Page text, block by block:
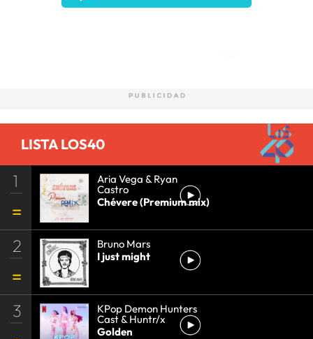
LISTA LOS40
1 Aria Vega & Ryan
Castro
Chévere (Premium mix)
2
Bruno Mars
I just might
3 KPop Demon Hunters
Cast & Huntr/x
Golden